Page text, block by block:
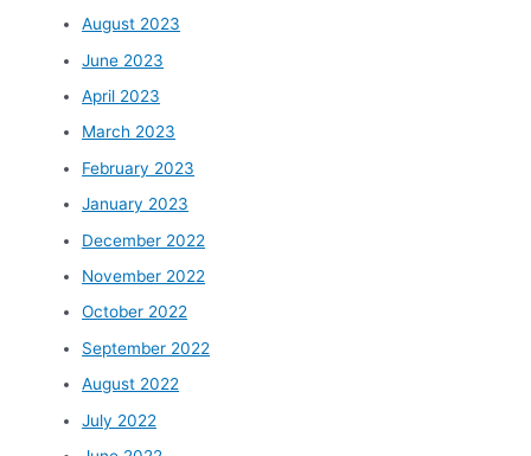
August 2023
June 2023
April 2023
March 2023
February 2023
January 2023
December 2022
November 2022
October 2022
September 2022
August 2022
July 2022